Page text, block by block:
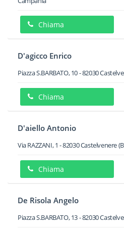
Chiama
D'agicco Enrico
Piazza S.BARBATO, 10-82030
Chiama
D'aiello Antonio
Via RAZZANI, 1 -82030Castelvenere
Chiama
De Risola Angelo
Piazza S.BARBATO, 13-82030